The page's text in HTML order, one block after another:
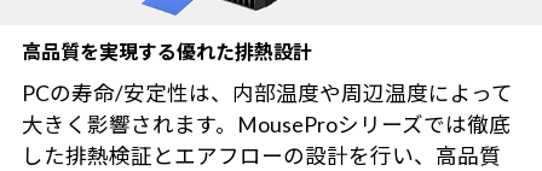
高品質を実現する優れた排熱設計
PCの寿命/安定性は、内部温度や周辺温度によって
大きく影響されます。MouseProシリーズでは徹底
した排熱検証とエアフローの設計を行い、高品質